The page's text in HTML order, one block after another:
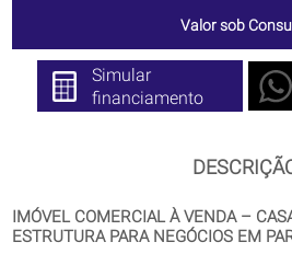
Valor sob
Simular
financiamento
IMÓVEL COMERCIAL À VENDA –
ESTRUTURA PARA NEGÓCIOS EM